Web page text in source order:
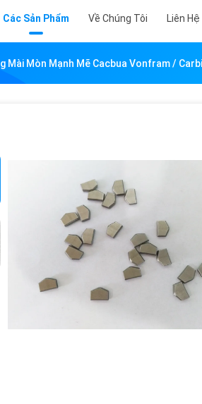
Các Sản Phẩm Về Chúng Tôi Liên
Mài Mòn Mạnh Mẽ Cacbua Vonfram /